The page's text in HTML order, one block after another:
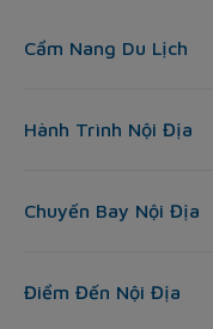
Cẩm Nang Du Lịch
Hành Trình Nội Địa
Chuyến Bay Nội Địa
Điểm Đến Nội Địa